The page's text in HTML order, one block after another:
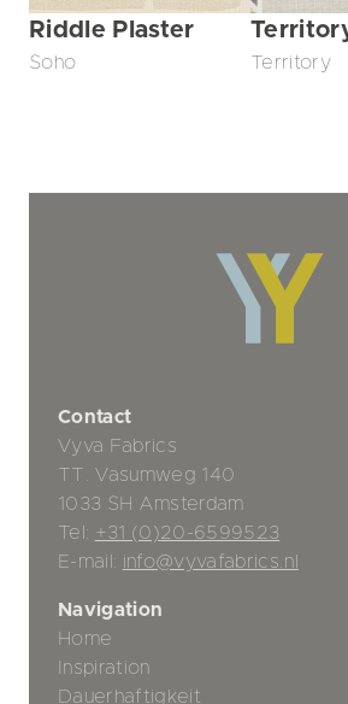
Riddle Plaster
Soho Territory
Contact
Vyva Fabrics
TT. Vasumweg 140
1033 SH Amsterdam
Tel: +31 (0)20-6599523
E-mail: info@vyvafabrics.nl
Navigation
Home
Inspiration
Dauerhaftigkeit